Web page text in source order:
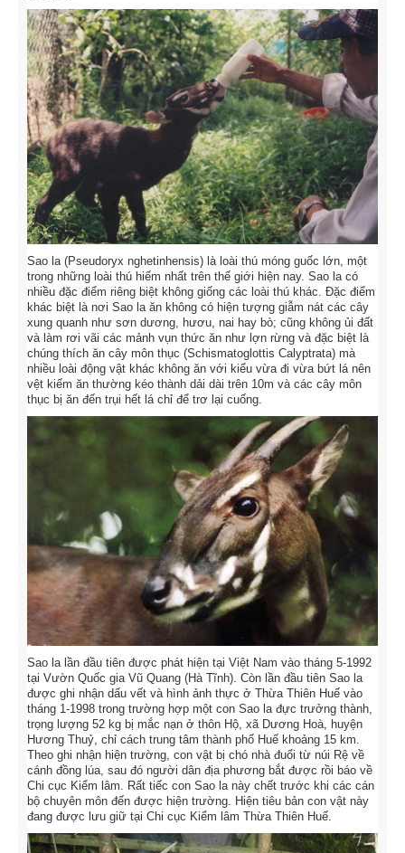
Sao la (Pseudoryx nghetinhensis) là loài thú móng guốc lớn, một
trong những loài thú hiếm nhất trên thế giới hiện nay. Sao la có
nhiều đặc điểm riêng biệt không giống các loài thú khác. Đặc điểm
khác biệt là nơi Sao la ăn không có hiện tượng giẫm nát các cây
xung quanh như sơn dương, hươu, nai hay bò; cũng không ủi đất
và làm rơi vãi các mảnh vụn thức ăn như lợn rừng và đặc biệt là
chúng thích ăn cây môn thục (Schismatoglottis Calyptrata) mà
nhiều loài động vật khác không ăn với kiểu vừa đi vừa bứt lá nên
vệt kiếm ăn thường kéo thành dải dài trên 10m và các cây môn
thục bị ăn đến trụi hết lá chỉ để trơ lại cuống.
Sao la lần đầu tiên được phát hiện tại Việt Nam vào tháng 5-1992
tại Vườn Quốc gia Vũ Quang (Hà Tĩnh). Còn lần đầu tiên Sao la
được ghi nhận dấu vết và hình ảnh thực ở Thừa Thiên Huế vào
tháng 1-1998 trong trường hợp một con Sao la đực trưởng thành,
trọng lượng 52 kg bị mắc nạn ở thôn Hộ, xã Dương Hoà, huyện
Hương Thuỷ, chỉ cách trung tâm thành phố Huế khoảng 15 km.
Theo ghi nhận hiện trường, con vật bị chó nhà đuổi từ núi Rệ về
cánh đồng lúa, sau đó người dân địa phương bắt được rồi báo về
Chi cục Kiểm lâm. Rất tiếc con Sao la này chết trước khi các cán
bộ chuyên môn đến được hiện trường. Hiện tiêu bản con vật này
đang được lưu giữ tại Chi cục Kiểm lâm Thừa Thiên Huế.